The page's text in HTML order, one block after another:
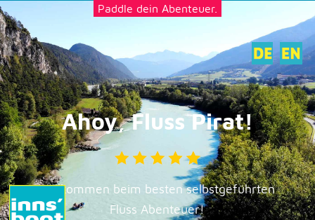
Ahoy, Fluss Pirat!
Willkommen beim besten selbstgeführten
Fluss Abenteuer!
Paddle dein Abenteuer.